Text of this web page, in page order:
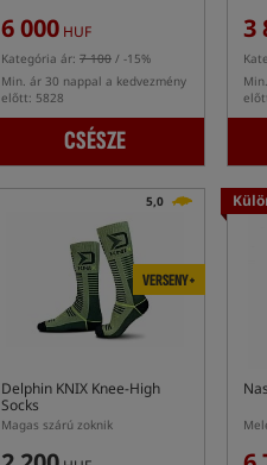
6 000 HUF
Kategória ár: 7 100 / -15%
Min. ár 30 nappal a kedvezmény
előtt: 5828
CSÉSZE
3
5,0
VERSENY+
Delphin KNIX Knee-High
Socks
Magas szárú zoknik